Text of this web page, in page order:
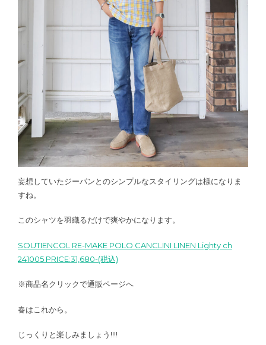
妄想していたジーパンとのシンプルなスタイリングは様になりま
すね。
このシャツを羽織るだけで爽やかになります。
SOUTIENCOL RE-MAKE POLO CANCLINI LINEN Lighty ch
241005 PRICE:31,680-(税込)
※商品名クリックで通販ページへ
春はこれから。
じっくりと楽しみましょう!!!!